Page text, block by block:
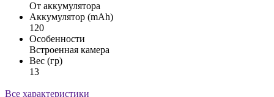
От аккумулятора
Аккумулятор (mAh)
120
Особенности
Встроенная камера
Вес (гр)
13
Все характеристики